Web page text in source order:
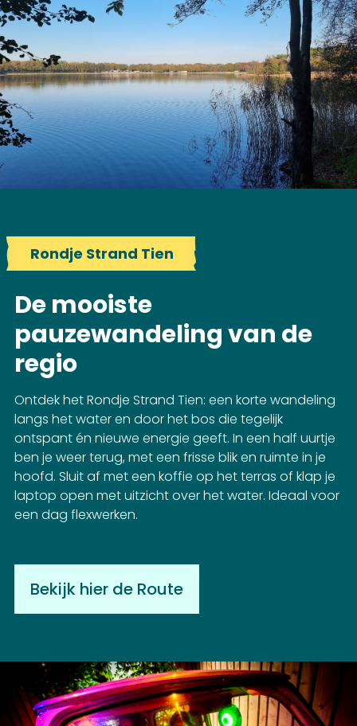
Rondje Strand Tien
De mooiste
pauzewandeling van de
regio
Ontdek het Rondje Strand Tien: een korte wandeling
langs het water en door het bos die tegelijk
ontspant én nieuwe energie geeft. In een half uurtje
ben je weer terug, met een frisse blik en ruimte in je
hoofd. Sluit af met een koffie op het terras of klap je
laptop open met uitzicht over het water. Ideaal voor
een dag flexwerken.
Bekijk hier de Route